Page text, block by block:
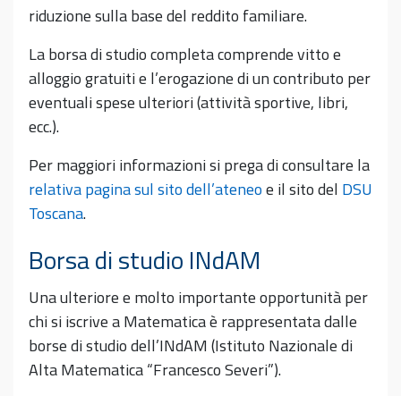
riduzione sulla base del reddito familiare.
La borsa di studio completa comprende vitto e
alloggio gratuiti e l’erogazione di un contributo per
eventuali spese ulteriori (attività sportive, libri,
ecc.).
Per maggiori informazioni si prega di consultare la
relativa pagina sul sito dell’ateneoe il sito del DSU
Toscana.
Borsa di studio INdAM
Una ulteriore e molto importante opportunità per
chi si iscrive a Matematica è rappresentata dalle
borse di studio dell’INdAM (Istituto Nazionale di
Alta Matematica “Francesco Severi”).